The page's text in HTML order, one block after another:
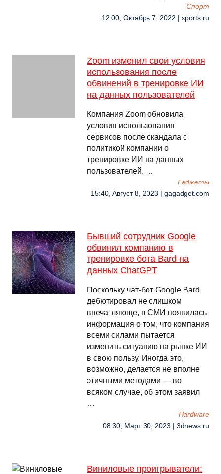
Спорт
12:00, Октябрь 7, 2022 | sports.ru
Zoom изменил свои условия
использования после
обвинений в тренировке ИИ
на данных пользователей
Компания Zoom обновила
условия использования
сервисов после скандала с
политикой компании о
тренировке ИИ на данных
пользователей. …
Гаджеты
15:40, Август 8, 2023 | gagadget.com
Бывший сотрудник Google
обвинил компанию в
тренировке бота Bard на
данных ChatGPT
Поскольку чат-бот Google Bard
дебютировал не слишком
впечатляюще, в СМИ появилась
информация о том, что компания
всеми силами пытается
изменить ситуацию на рынке ИИ
в свою пользу. Иногда это,
возможно, делается не вполне
этичными методами — во
всяком случае, об этом заявил
…
Hardware
08:30, Март 30, 2023 | 3dnews.ru
Виниловые проигрыватели: